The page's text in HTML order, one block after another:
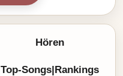
Hören
Top-Songs|Rankings